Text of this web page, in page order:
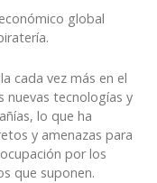
global
cada vez más en el
nuevas tecnologías y
lo que ha
y amenazas para
por los
que suponen.